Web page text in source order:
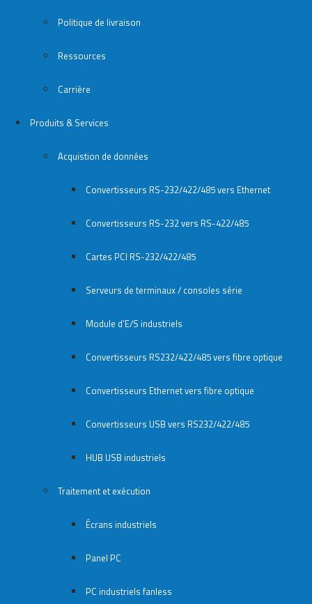
Politique de livraison
Ressources
Carrière
Produits & Services
Acquistion de données
Convertisseurs RS-232/422/485 vers Ethernet
Convertisseurs RS-232 vers RS-422/485
Cartes PCI RS-232/422/485
Serveurs de terminaux / consoles série
Module d’E/S industriels
Convertisseurs RS232/422/485 vers fibre optique
Convertisseurs Ethernet vers fibre optique
Convertisseurs USB vers RS232/422/485
HUB USB industriels
Traitement et exécution
Écrans industriels
Panel PC
PC industriels fanless